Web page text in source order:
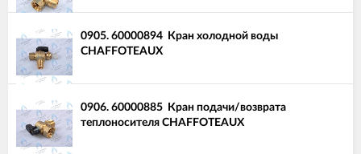
0905. 60000894 Кран холодной воды
CHAFFOTEAUX
0906. 60000885 Кран подачи/возврата
теплоносителя CHAFFOTEAUX